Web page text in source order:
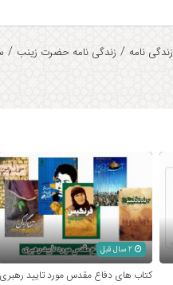
زندگی نامه / زندگی نامه حضرت زینب /
2 سال قبل
کتاب های دفاع مقدس مورد تایید رهبری